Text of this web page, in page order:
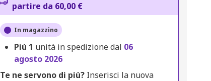
partire da 60,00 €
In magazzino
Più 1 unità in spedizione dal 06
agosto 2026
Te ne servono di più?Inserisci la nuova